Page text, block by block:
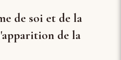
de soi et de la
de la